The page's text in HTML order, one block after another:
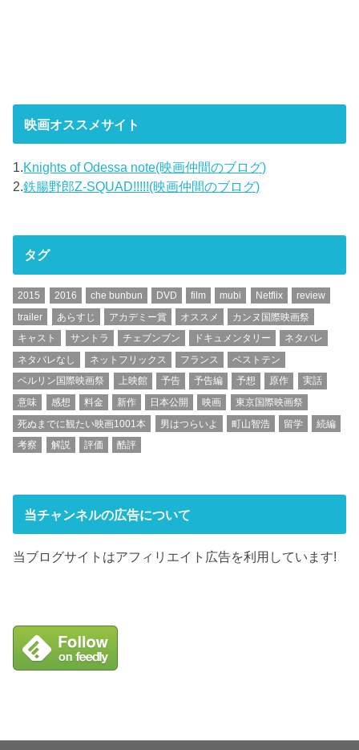
映画オススメサイト
1. Knights of Odessa note(映画仲間のブログ)
2.鉄腸野郎Z-SQUAD!!!!!(映画仲間のブログ)
タグ
2015 2016 che bunbun DVD film mubi Netflix
review
trailer
あらすじ アカデミー賞 オススメ
カンヌ国際映画祭
キャスト
サントラ チェブンブン ドキュメンタリー
ネタバレ
ネタバレなし
ネットフリックス フランス
ベストテン
ベルリン国際映画祭
上映館 予告 予告編 予想 原作
実話
意味
感想 料金 新作 日本公開 映画
東京国際映画祭
死ぬまでに観たい映画1001本
男はつらいよ 町山智浩 留学
続編
考察
解説 評価 酷評
当チャンネルの広告について
当ブログサイトはアフィリエイト広告を利用しています!